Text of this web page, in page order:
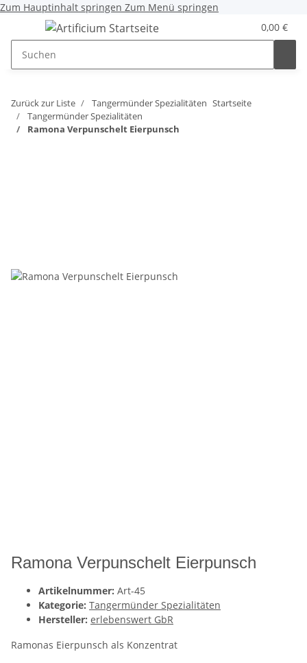
Zum Hauptinhalt springen Zum Menü springen
0,00 €
Zurück zur Liste Tangermünder Spezialitäten Startseite
Tangermünder Spezialitäten
Ramona Verpunschelt Eierpunsch
Ramona Verpunschelt Eierpunsch
Artikelnummer: Art-45
Kategorie: Tangermünder Spezialitäten
Hersteller: erlebenswert GbR
Ramonas Eierpunsch als Konzentrat